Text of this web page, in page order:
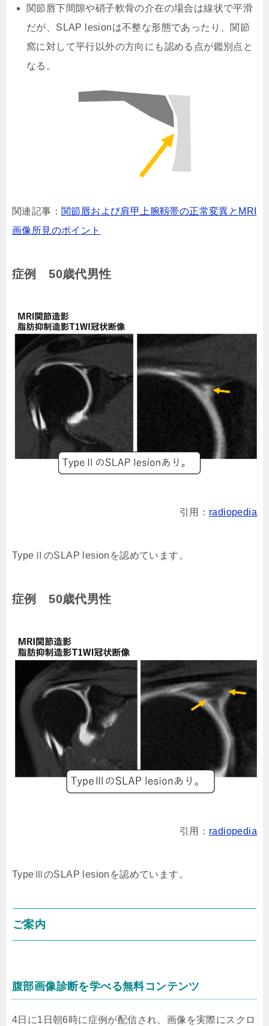
関節唇下間隙や硝子軟骨の介在の場合は線状で平滑
だが、SLAP lesionは不整な形態であったり、関節
窩に対して平行以外の方向にも認める点が鑑別点と
なる。
関連記事： 関節唇および肩甲上腕靱帯の正常変異とMRI
画像所見のポイント
症例 50歳代男性
引用： radiopedia
TypeⅡのSLAP lesionを認めています。
症例 50歳代男性
引用： radiopedia
TypeⅢのSLAP lesionを認めています。
ご案内
腹部画像診断を学べる無料コンテンツ
4日に1日朝6時に症例が配信され、画像を実際にスクロ